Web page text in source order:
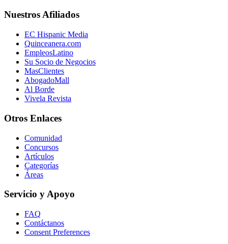
Nuestros Afiliados
EC Hispanic Media
Quinceanera.com
EmpleosLatino
Su Socio de Negocios
MasClientes
AbogadoMall
Al Borde
Vivela Revista
Otros Enlaces
Comunidad
Concursos
Artículos
Categorías
Áreas
Servicio y Apoyo
FAQ
Contáctanos
Consent Preferences